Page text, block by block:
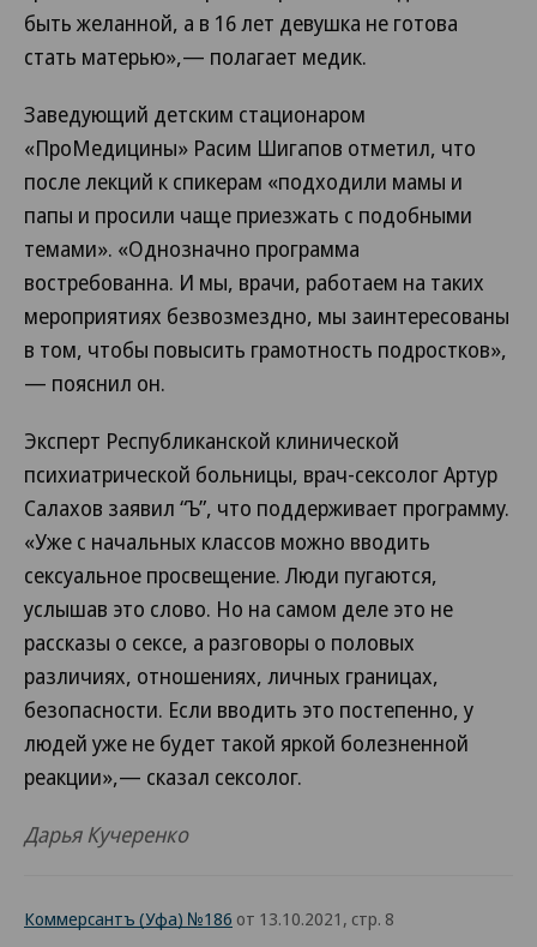
быть желанной, а в 16 лет девушка не готова
стать матерью»,— полагает медик.
Заведующий детским стационаром
«ПроМедицины» Расим Шигапов отметил, что
после лекций к спикерам «подходили мамы и
папы и просили чаще приезжать с подобными
темами». «Однозначно программа
востребованна. И мы, врачи, работаем на таких
мероприятиях безвозмездно, мы заинтересованы
в том, чтобы повысить грамотность подростков»,
— пояснил он.
Эксперт Республиканской клинической
психиатрической больницы, врач-сексолог Артур
Салахов заявил “Ъ”, что поддерживает программу.
«Уже с начальных классов можно вводить
сексуальное просвещение. Люди пугаются,
услышав это слово. Но на самом деле это не
рассказы о сексе, а разговоры о половых
различиях, отношениях, личных границах,
безопасности. Если вводить это постепенно, у
людей уже не будет такой яркой болезненной
реакции»,— сказал сексолог.
Дарья Кучеренко
Коммерсантъ (Уфа) №186 от 13.10.2021, стр. 8